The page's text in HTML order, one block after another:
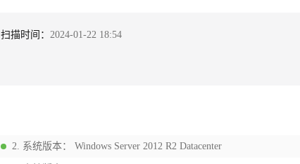
扫描时间： 2024-01-22 18:54
2. 系统版本： Windows Server 2012 R2 Datacenter